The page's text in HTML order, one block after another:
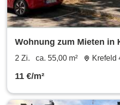
Wohnung zum Mieten in
2 Zi. ca. 55,00 m² Krefeld
11 €/m²